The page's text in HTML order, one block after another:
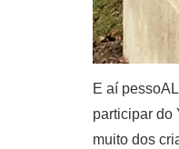
E aí
participar do
muito dos